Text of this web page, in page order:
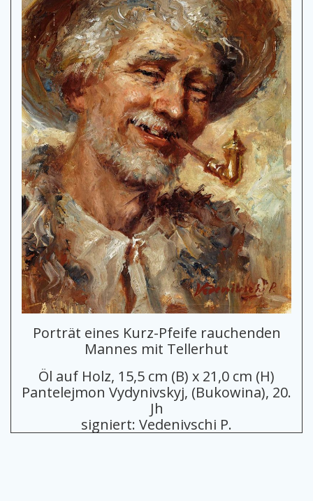
Porträt eines Kurz-Pfeife rauchenden
Mannes mit Tellerhut
Öl auf Holz, 15,5 cm (B) x 21,0 cm (H)
Pantelejmon Vydynivskyj, (Bukowina), 20.
Jh
signiert: Vedenivschi P.